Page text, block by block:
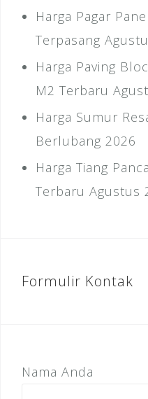
Harga Pagar
Terpasang
Harga Paving
M2 Terbaru
Harga Sumur
Berlubang 2026
Harga Tiang
Terbaru Agustus
Formulir Kontak
Nama Anda